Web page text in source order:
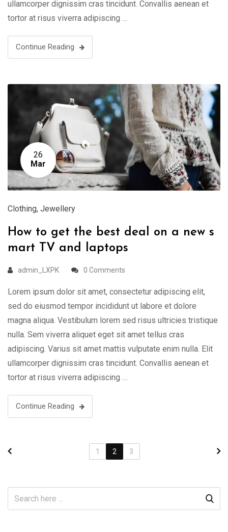
ullamcorper dignissim cras tincidunt. Convallis aenean et
tortor at risus viverra adipiscing …
Continue Reading
26
Mar
Clothing, Jewellery
How to get the best deal on a new s
mart TV and laptops
admin_LXPK 0 Comments
Lorem ipsum dolor sit amet, consectetur adipiscing elit,
sed do eiusmod tempor incididunt ut labore et dolore
magna aliqua. Vestibulum lorem sed risus ultricies tristique
nulla. Sem viverra aliquet eget sit amet tellus cras
adipiscing. Varius sit amet mattis vulputate enim nulla. Elit
ullamcorper dignissim cras tincidunt. Convallis aenean et
tortor at risus viverra adipiscing …
Continue Reading
1 2 3